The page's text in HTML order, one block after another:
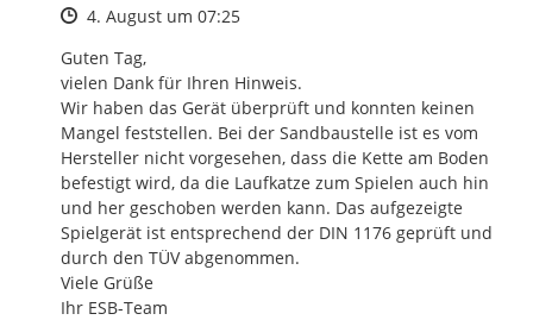
Zeitpunkt des Erstellens
4. August um 07:25
Guten Tag,
vielen Dank für Ihren Hinweis.
Wir haben das Gerät überprüft und konnten keinen
Mangel feststellen. Bei der Sandbaustelle ist es vom
Hersteller nicht vorgesehen, dass die Kette am Boden
befestigt wird, da die Laufkatze zum Spielen auch hin
und her geschoben werden kann. Das aufgezeigte
Spielgerät ist entsprechend der DIN 1176 geprüft und
durch den TÜV abgenommen.
Viele Grüße
Ihr ESB-Team